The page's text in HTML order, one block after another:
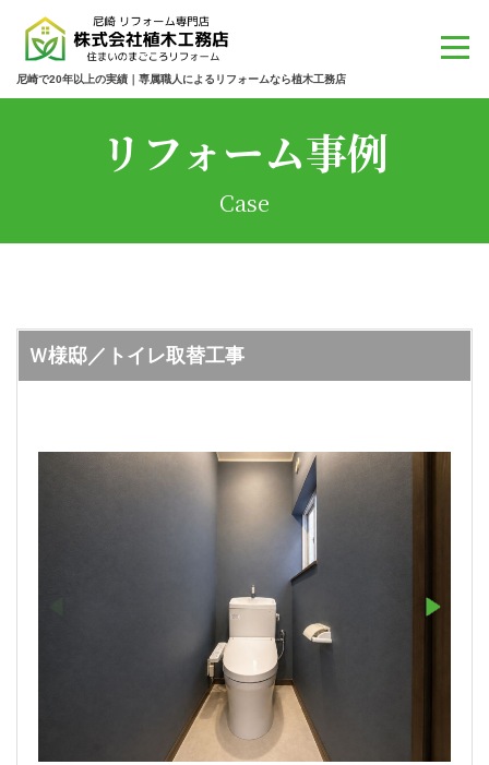
尼崎で20年以上の実績｜専属職人によるリフォームなら植木工務店
リフォーム事例
Case
Ｗ様邸／トイレ取替工事